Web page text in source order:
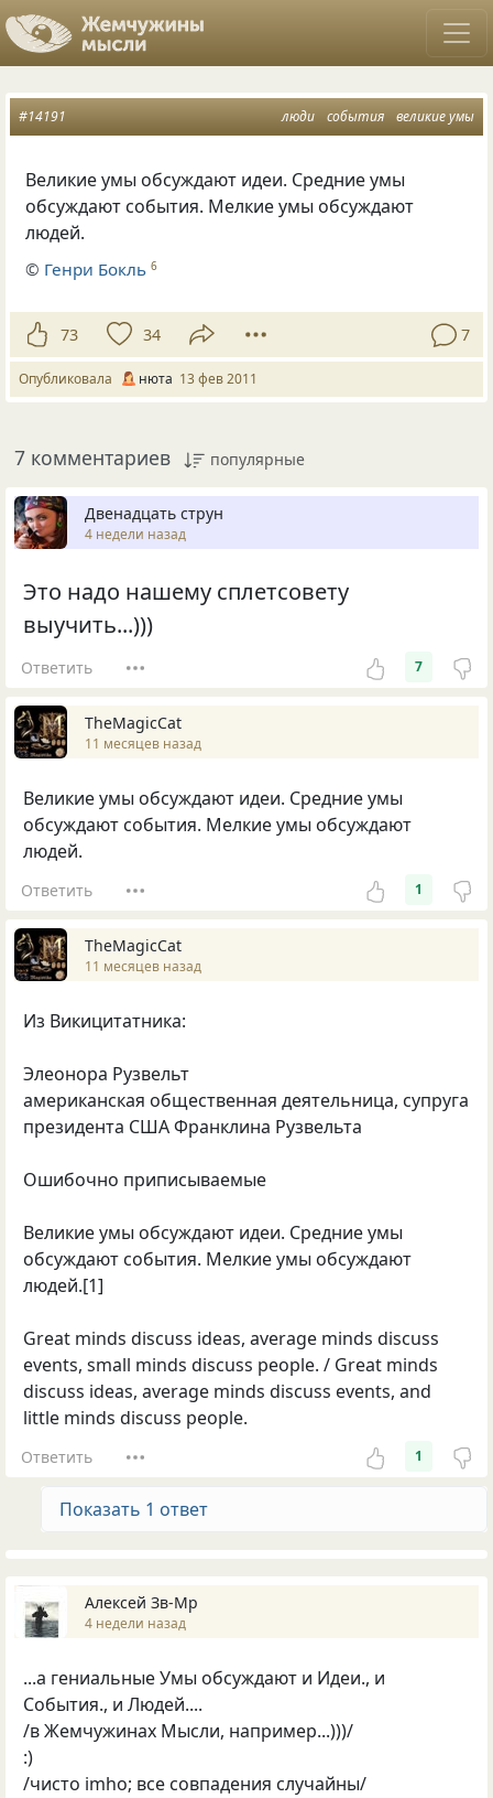
люди события великие умы
#14191
Великие умы обсуждают идеи. Средние умы
обсуждают события. Мелкие умы обсуждают
людей.
© Генри Бокль 6
73 34 7
Опубликовала нюта 13 фев 2011
7 комментариев популярные
Двенадцать струн
4 недели назад
Это надо нашему сплетсовету
выучить...)))
Ответить 7
TheMagicCat
11 месяцев назад
Великие умы обсуждают идеи. Средние умы
обсуждают события. Мелкие умы обсуждают
людей.
Ответить 1
TheMagicCat
11 месяцев назад
Из Викицитатника:
Элеонора Рузвельт
американская общественная деятельница, супруга
президента США Франклина Рузвельта
Ошибочно приписываемые
Великие умы обсуждают идеи. Средние умы
обсуждают события. Мелкие умы обсуждают
людей.[1]
Great minds discuss ideas, average minds discuss
events, small minds discuss people. / Great minds
discuss ideas, average minds discuss events, and
little minds discuss people.
Ответить 1
Показать 1 ответ
Алексей Зв-Mp
4 недели назад
...а гениальные Умы обсуждают и Идеи., и
События., и Людей....
/в Жемчужинах Мысли, например...)))/
:)
/чисто imho; все совпадения случайны/